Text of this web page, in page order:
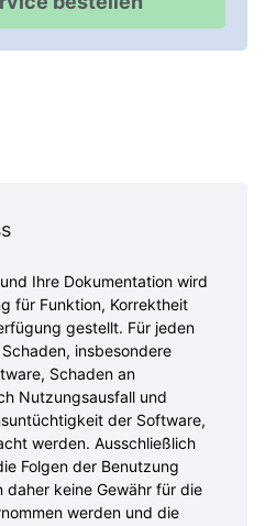
Ihre Dokumentation wird
für Funktion, Korrektheit
gestellt. Für jeden
insbesondere
Schaden an
Nutzungsausfall und
der Software,
werden. Ausschließlich
Folgen der Benutzung
daher keine Gewähr für die
werden und die